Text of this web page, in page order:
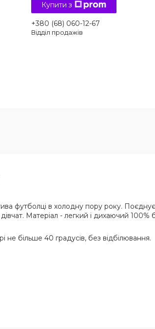
Купити з
+380 (68) 060-12-67
Відділ продажів
футболці в холодну пору року.
Матеріал - легкий і дихаючий
не більше 40 градусів, без відбілювання.